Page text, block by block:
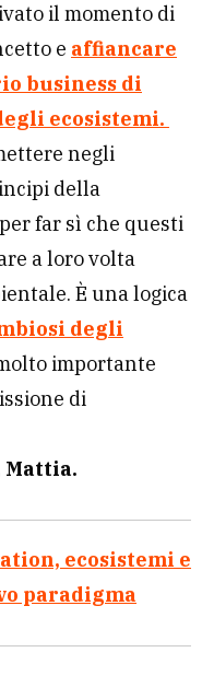
il momento di
e affiancare
business di
ecosistemi.
negli
della
far sì che questi
a loro volta
È una logica
degli
importante
di
ecosistemi e
paradigma